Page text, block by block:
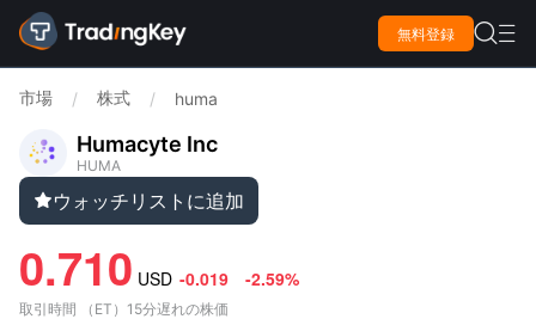
無料登録  
市場 / 株式 / huma
Humacyte Inc
HUMA
ウォッチリストに追加
0.710 USD -0.019 -2.59%
取引時間 （ ET ） 15分遅れの株価